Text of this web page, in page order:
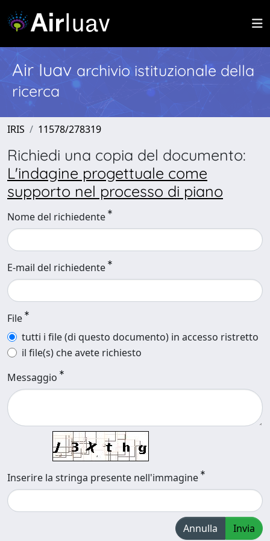
Air Iuav archivio istituzionale della
ricerca
IRIS 11578/278319
Richiedi una copia del documento:
L'indagine progettuale come
supporto nel processo di piano
Nome del richiedente
E-mail del richiedente
File
tutti i file (di questo documento) in accesso ristretto
il file(s) che avete richiesto
Messaggio
Inserire la stringa presente nell'immagine
Annulla Invia